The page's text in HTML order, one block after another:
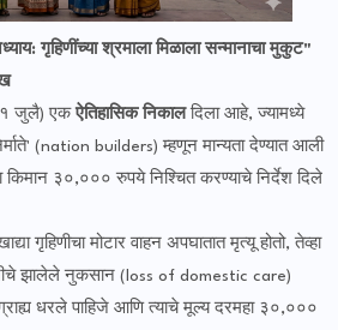
गृहिणींच्या श्रमाला मिळाला सन्मानाचा मुकुट"
(११ जुलै) एकऐतिहासिक निकालदिला आहे, ज्यामध्ये
(nation builders) म्हणून मान्यता देण्यात आली
किमान ३०,००० रुपये निश्चित करण्याचे निर्देश दिले
गृहिणीचा मोटार वाहन अपघातात मृत्यू होतो, तेव्हा
झालेले नुकसान (loss of domestic care)
धरले पाहिजे आणि त्याचे मूल्य दरमहा ३०,०००